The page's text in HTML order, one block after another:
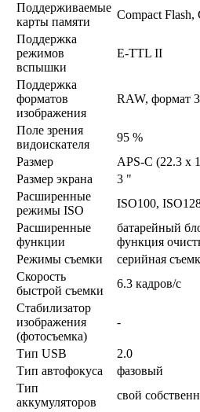
Поддерживаемые
карты памяти
Compact Flash,
Поддержка
режимов
вспышки
E-TTL II
Поддержка
форматов
изображения
RAW, формат
Поле зрения
видоискателя
95 %
Размер
APS-C (22.3 х
Размер экрана
3 "
Расширенные
режимы ISO
ISO100,
Расширенные
функции
батарейный
функция
Режимы съемки
серийная
Скорость
быстрой съемки
6.3 кадров/с
Стабилизатор
изображения
(фотосъемка)
-
Тип USB
2.0
Тип автофокуса
фазовый
Тип
аккумуляторов
свой